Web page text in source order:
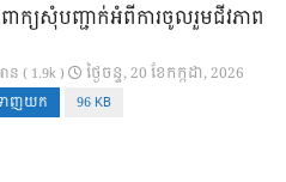
ពាក្យសុំបញ្ជាក់អំពីការចូលរួមជីវភាព
ន ( 1.9k ) ថ្ងៃ​ចន្ទ, 20 ខែ​កក្កដា, 2026
ាញយក 96 KB